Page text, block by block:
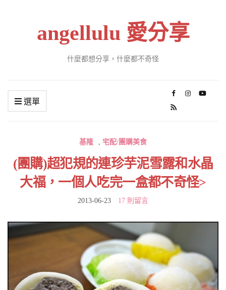
angellulu 愛分享
什麼都想分享，什麼都不奇怪
選單
基隆 , 宅配/團購美食
(團購)超犯規的連珍芋泥雪露和水晶
大福，一個人吃完一盒都不奇怪>
2013-06-23 17 則留言